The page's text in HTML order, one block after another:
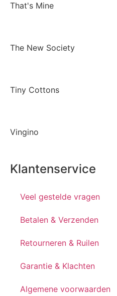
That's Mine
The New Society
Tiny Cottons
Vingino
Klantenservice
Veel gestelde vragen
Betalen & Verzenden
Retourneren & Ruilen
Garantie & Klachten
Algemene voorwaarden